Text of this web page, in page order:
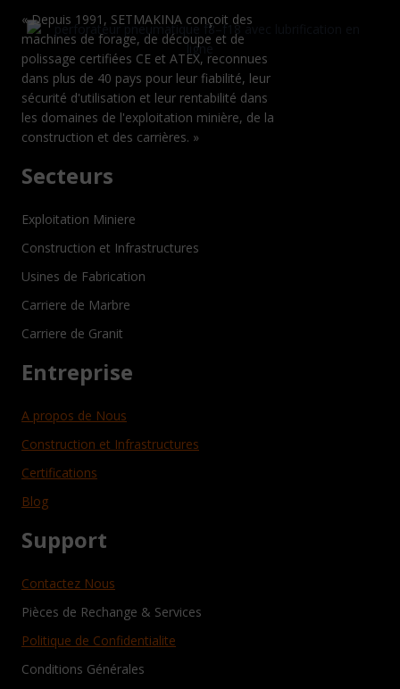
TIGER Y20
Foreuse à main
« Depuis 1991, SETMAKINA conçoit des
machines de forage, de découpe et de
polissage certifiées CE et ATEX, reconnues
dans plus de 40 pays pour leur fiabilité, leur
sécurité d'utilisation et leur rentabilité dans
les domaines de l'exploitation minière, de la
construction et des carrières. »
Secteurs
Exploitation Miniere
Construction et Infrastructures
Usines de Fabrication
Carriere de Marbre
Carriere de Granit
Entreprise
A propos de Nous
Construction et Infrastructures
Certifications
Blog
Support
Contactez Nous
Pièces de Rechange & Services
Politique de Confidentialite
Conditions Générales